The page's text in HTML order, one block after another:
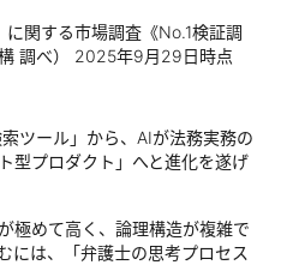
関する市場調査《No.1検証調
調べ） 2025年9月29日時点
ツール」から、AIが法務実務の
型プロダクト」へと進化を遂げ
極めて高く、論理構造が複雑で
には、「弁護士の思考プロセス